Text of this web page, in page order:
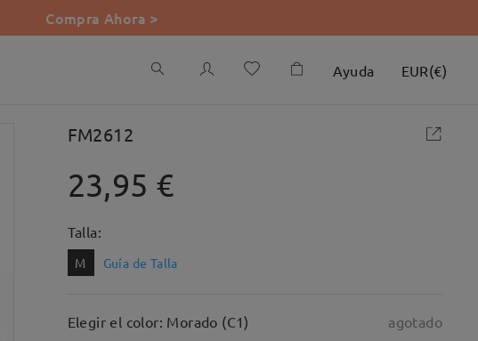
Compra Ahora >
Ayuda EUR(€)
FM2612
23,95 €
Talla:
M Guía de Talla
Elegir el color: Morado (C1) agotado